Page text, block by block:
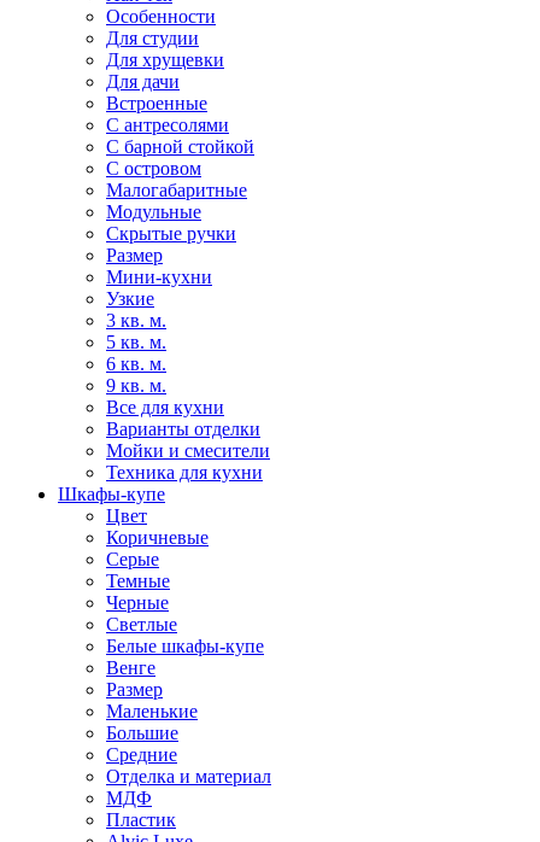
Особенности
Для студии
Для хрущевки
Для дачи
Встроенные
С антресолями
С барной стойкой
С островом
Малогабаритные
Модульные
Скрытые ручки
Размер
Мини-кухни
Узкие
3 кв. м.
5 кв. м.
6 кв. м.
9 кв. м.
Все для кухни
Варианты отделки
Мойки и смесители
Техника для кухни
Шкафы-купе
Цвет
Коричневые
Серые
Темные
Черные
Светлые
Белые шкафы-купе
Венге
Размер
Маленькие
Большие
Средние
Отделка и материал
МДФ
Пластик